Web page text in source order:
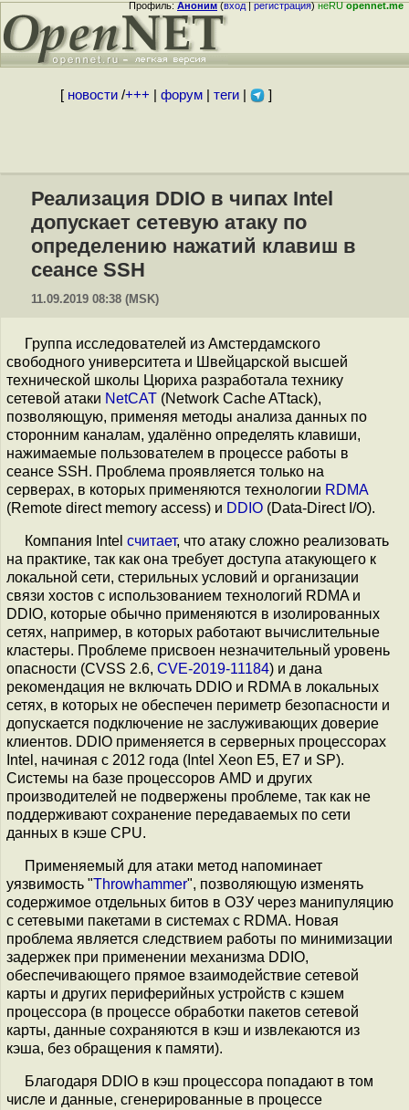
Профиль:Аноним(вход|регистрация)неRUopennet.me
[ новости/+++ форум| теги| ]
Реализация DDIO в чипах Intel
допускает сетевую атаку по
определению нажатий клавиш в
сеансе SSH
11.09.2019 08:38 (MSK)
Группа исследователей из Амстердамского
свободного университета и Швейцарской высшей
технической школы Цюриха разработала технику
сетевой атаки NetCAT (Network Cache ATtack),
позволяющую, применяя методы анализа данных по
сторонним каналам, удалённо определять клавиши,
нажимаемые пользователем в процессе работы в
сеансе SSH. Проблема проявляется только на
серверах, в которых применяются технологии RDMA
(Remote direct memory access) и DDIO (Data-Direct I/O).
Компания Intel считает, что атаку сложно реализовать
на практике, так как она требует доступа атакующего к
локальной сети, стерильных условий и организации
связи хостов с использованием технологий RDMA и
DDIO, которые обычно применяются в изолированных
сетях, например, в которых работают вычислительные
кластеры. Проблеме присвоен незначительный уровень
опасности (CVSS 2.6, CVE-2019-11184) и дана
рекомендация не включать DDIO и RDMA в локальных
сетях, в которых не обеспечен периметр безопасности и
допускается подключение не заслуживающих доверие
клиентов. DDIO применяется в серверных процессорах
Intel, начиная с 2012 года (Intel Xeon E5, E7 и SP).
Системы на базе процессоров AMD и других
производителей не подвержены проблеме, так как не
поддерживают сохранение передаваемых по сети
данных в кэше CPU.
Применяемый для атаки метод напоминает
уязвимость "Throwhammer", позволяющую изменять
содержимое отдельных битов в ОЗУ через манипуляцию
с сетевыми пакетами в системах с RDMA. Новая
проблема является следствием работы по минимизации
задержек при применении механизма DDIO,
обеспечивающего прямое взаимодействие сетевой
карты и других периферийных устройств с кэшем
процессора (в процессе обработки пакетов сетевой
карты, данные сохраняются в кэш и извлекаются из
кэша, без обращения к памяти).
Благодаря DDIO в кэш процессора попадают в том
числе и данные, сгенерированные в процессе